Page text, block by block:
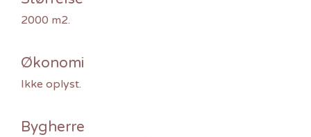
2000 m2.
Økonomi
Ikke oplyst.
Bygherre